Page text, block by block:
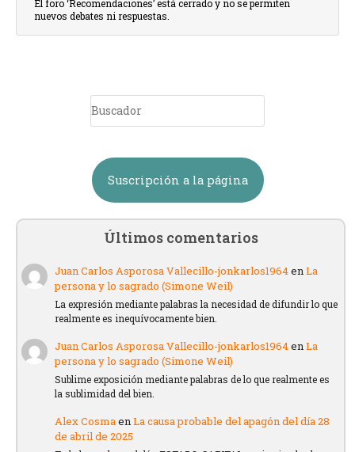
El foro ‘Recomendaciones’ está cerrado y no se permiten
nuevos debates ni respuestas.
Suscripción a la página
Últimos comentarios
Juan Carlos Asporosa Vallecillo-jonkarlos1964enLa
persona y lo sagrado (Simone Weil)
La expresión mediante palabras la necesidad de difundir lo que
realmente es inequívocamente bien.
Juan Carlos Asporosa Vallecillo-jonkarlos1964enLa
persona y lo sagrado (Simone Weil)
Sublime exposición mediante palabras de lo que realmente es
la sublimidad del bien.
Alex CosmaenLa causa probable del apagón del día 28
de abril de 2025